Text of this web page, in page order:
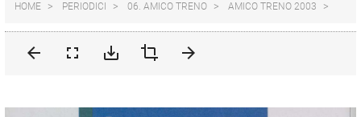
HOME PERIODICI 06. AMICO TRENO AMICO TRENO 2003